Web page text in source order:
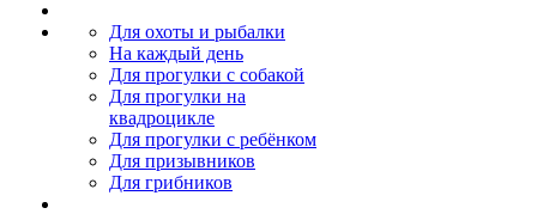
Для охоты и рыбалки
На каждый день
Для прогулки с собакой
Для прогулки на
квадроцикле
Для прогулки с ребёнком
Для призывников
Для грибников